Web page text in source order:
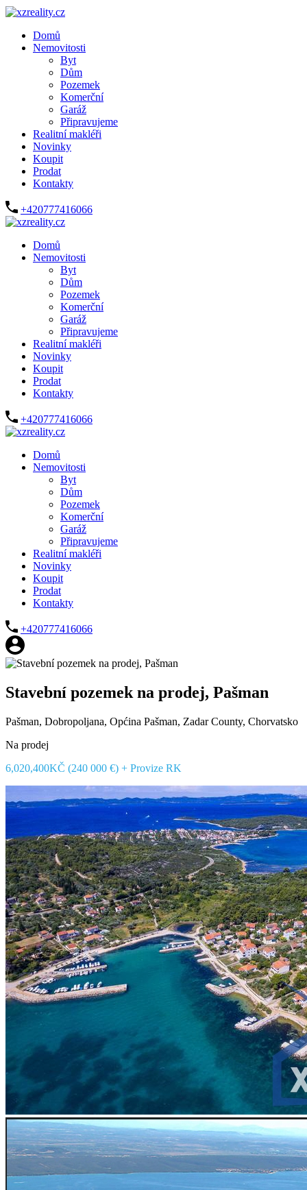
Domů
Nemovitosti
Byt
Dům
Pozemek
Komerční
Garáž
Připravujeme
Realitní makléři
Novinky
Koupit
Prodat
Kontakty
+420777416066
Domů
Nemovitosti
Byt
Dům
Pozemek
Komerční
Garáž
Připravujeme
Realitní makléři
Novinky
Koupit
Prodat
Kontakty
+420777416066
Domů
Nemovitosti
Byt
Dům
Pozemek
Komerční
Garáž
Připravujeme
Realitní makléři
Novinky
Koupit
Prodat
Kontakty
+420777416066
Stavební pozemek na prodej, Pašman
Pašman, Dobropoljana, Općina Pašman, Zadar County, Chorvatsko
Na prodej
6,020,400KČ (240 000 €) + Provize RK